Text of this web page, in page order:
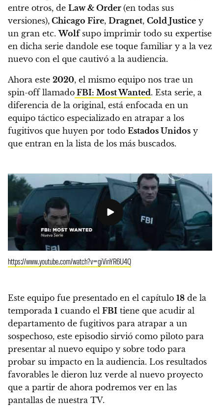
entre otros, de Law & Order (en todas sus
versiones), Chicago Fire, Dragnet, Cold Justice y
un gran etc.Wolfsupo imprimir todo su expertise
en dicha serie dandole ese toque familiar y a la vez
nuevo con el que cautivó a la audiencia.
Ahora este 2020, el mismo equipo nos trae un
spin-off llamado FBI: Most Wanted. Esta serie, a
diferencia de la original, está enfocada en un
equipo táctico especializado en atrapar a los
fugitivos que huyen por todo Estados Unidos y
que entran en la lista de los más buscados.
https://www.youtube.com/watch?v=giVinYR6U4Q
Este equipo fue presentado en el capítulo 18 de la
temporada 1 cuando el FBI tiene que acudir al
departamento de fugitivos para atrapar a un
sospechoso, este episodio sirvió como piloto para
presentar al nuevo equipo y sobre todo para
probar su impacto en la audiencia. Los resultados
favorables le dieron luz verde al nuevo proyecto
que a partir de ahora podremos ver en las
pantallas de nuestra TV.